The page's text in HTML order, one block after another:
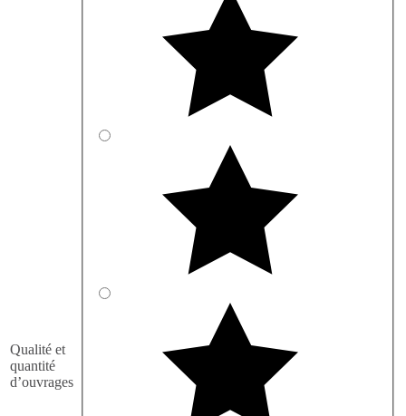
Qualité et
quantité
d’ouvrages